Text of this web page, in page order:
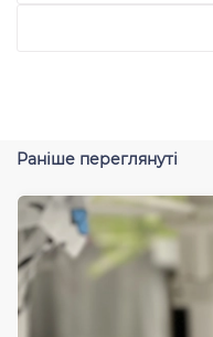
Раніше переглянуті